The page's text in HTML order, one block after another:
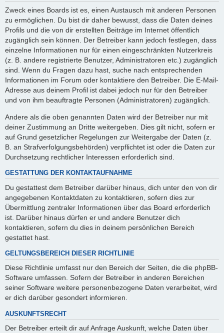
Zweck eines Boards ist es, einen Austausch mit anderen Personen
zu ermöglichen. Du bist dir daher bewusst, dass die Daten deines
Profils und die von dir erstellten Beiträge im Internet öffentlich
zugänglich sein können. Der Betreiber kann jedoch festlegen, dass
einzelne Informationen nur für einen eingeschränkten Nutzerkreis
(z. B. andere registrierte Benutzer, Administratoren etc.) zugänglich
sind. Wenn du Fragen dazu hast, suche nach entsprechenden
Informationen im Forum oder kontaktiere den Betreiber. Die E-Mail-
Adresse aus deinem Profil ist dabei jedoch nur für den Betreiber
und von ihm beauftragte Personen (Administratoren) zugänglich.
Andere als die oben genannten Daten wird der Betreiber nur mit
deiner Zustimmung an Dritte weitergeben. Dies gilt nicht, sofern er
auf Grund gesetzlicher Regelungen zur Weitergabe der Daten (z.
B. an Strafverfolgungsbehörden) verpflichtet ist oder die Daten zur
Durchsetzung rechtlicher Interessen erforderlich sind.
GESTATTUNG DER KONTAKTAUFNAHME
Du gestattest dem Betreiber darüber hinaus, dich unter den von dir
angegebenen Kontaktdaten zu kontaktieren, sofern dies zur
Übermittlung zentraler Informationen über das Board erforderlich
ist. Darüber hinaus dürfen er und andere Benutzer dich
kontaktieren, sofern du dies in deinem persönlichen Bereich
gestattet hast.
GELTUNGSBEREICH DIESER RICHTLINIE
Diese Richtlinie umfasst nur den Bereich der Seiten, die die phpBB-
Software umfassen. Sofern der Betreiber in anderen Bereichen
seiner Software weitere personenbezogene Daten verarbeitet, wird
er dich darüber gesondert informieren.
AUSKUNFTSRECHT
Der Betreiber erteilt dir auf Anfrage Auskunft, welche Daten über